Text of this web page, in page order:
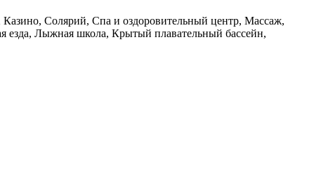
Солярий, Спа и оздоровительный центр, Массаж,
езда, Лыжная школа, Крытый плавательный бассейн,